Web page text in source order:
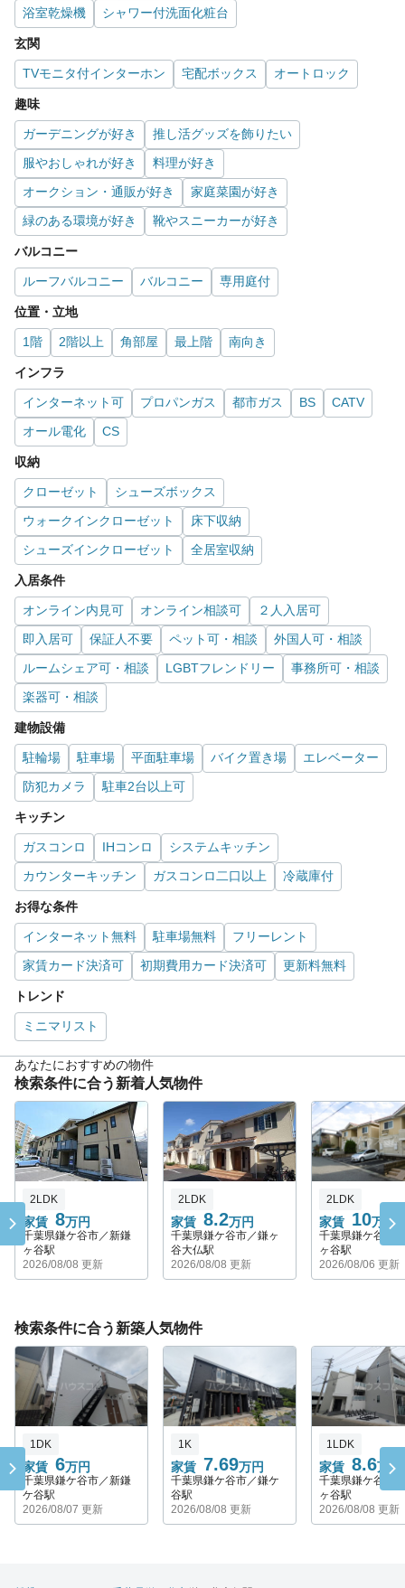
浴室乾燥機
シャワー付洗面化粧台
玄関
TVモニタ付インターホン 宅配ボックス オートロック
趣味
ガーデニングが好き
推し活グッズを飾りたい
服やおしゃれが好き
料理が好き
オークション・通販が好き
家庭菜園が好き
緑のある環境が好き
靴やスニーカーが好き
バルコニー
ルーフバルコニー バルコニー 専用庭付
位置・立地
1階 2階以上 角部屋 最上階 南向き
インフラ
インターネット可 プロパンガス 都市ガス BS
CATV
オール電化
CS
収納
クローゼット
シューズボックス
ウォークインクローゼット
床下収納
シューズインクローゼット
全居室収納
入居条件
オンライン内見可 オンライン相談可
２人入居可
即入居可
保証人不要 ペット可・相談
外国人可・相談
ルームシェア可・相談
LGBTフレンドリー
事務所可・相談
楽器可・相談
建物設備
駐輪場 駐車場 平面駐車場 バイク置き場
エレベーター
防犯カメラ
駐車2台以上可
キッチン
ガスコンロ IHコンロ
システムキッチン
カウンターキッチン
ガスコンロ二口以上 冷蔵庫付
お得な条件
インターネット無料 駐車場無料
フリーレント
家賃カード決済可
初期費用カード決済可 更新料無料
トレンド
ミニマリスト
あなたにおすすめの物件
検索条件に合う新着人気物件
2LDK
家賃 8万円
千葉県鎌ケ谷市／新鎌
ヶ谷駅
2026/08/08 更新
2LDK
家賃 8.2万円
千葉県鎌ケ谷市／鎌ヶ
谷大仏駅
2026/08/08 更新
2LDK
家賃 10万円
千葉県鎌ケ谷市
ヶ谷駅
2026/08/06 更新
検索条件に合う新築人気物件
1DK
家賃 6万円
千葉県鎌ケ谷市／新鎌
ケ谷駅
2026/08/07 更新
1K
家賃 7.69万円
千葉県鎌ケ谷市／鎌ケ
谷駅
2026/08/08 更新
1LDK
家賃 8.6万円
千葉県鎌ケ谷市
ヶ谷駅
2026/08/08 更新